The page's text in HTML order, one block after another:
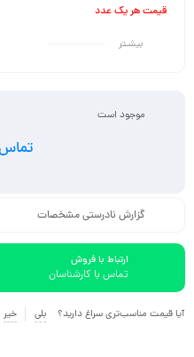
قیمت هر یک عدد
بیشـتر
موجود است
تماس
گزارش نادرستی مشخصات
ارتباط با فروش
تماس با کارشناسان
آیا قیمت مناسب‌تری سراغ دارید؟ بلی خیر